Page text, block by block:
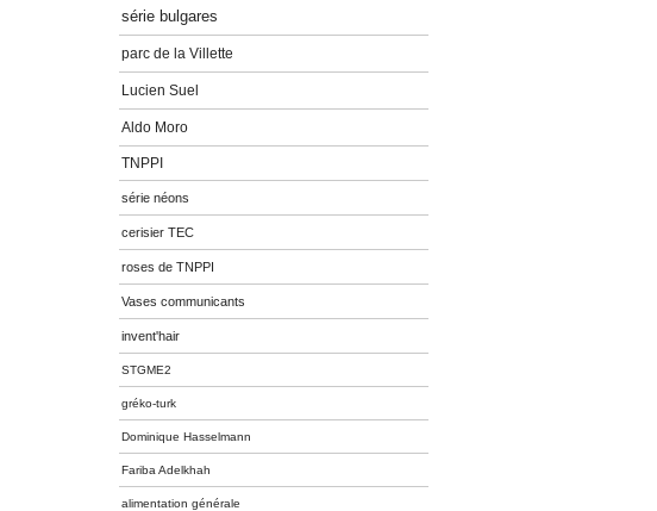
série bulgares
parc de la Villette
Lucien Suel
Aldo Moro
TNPPI
série néons
cerisier TEC
roses de TNPPI
Vases communicants
invent'hair
STGME2
gréko-turk
Dominique Hasselmann
Fariba Adelkhah
alimentation générale